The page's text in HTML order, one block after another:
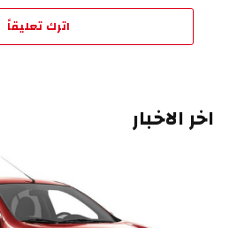
اترك تعليقاً
اخر الاخبار